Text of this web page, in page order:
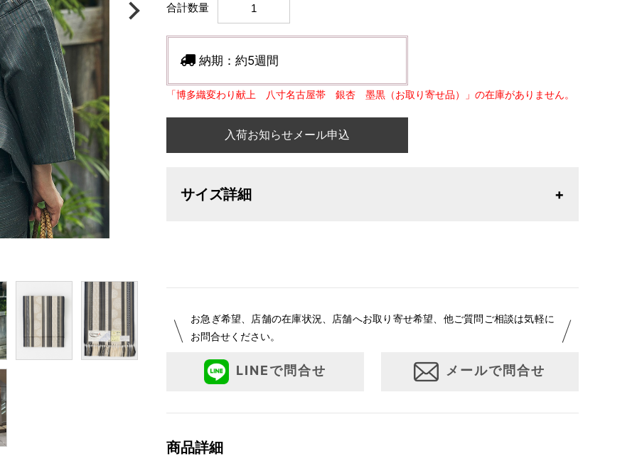
合計数量
納期： 約5週間
「博多織変わり献上 八寸名古屋帯 銀杏 墨黒（お取り寄せ品）」の在庫がありません。
入荷お知らせメール申込
サイズ詳細
お急ぎ希望、店舗の在庫状況、店舗へお取り寄せ希望、他ご質問ご相談は気軽に
お問合せください。
LINEで問合せ メールで問合せ
商品詳細